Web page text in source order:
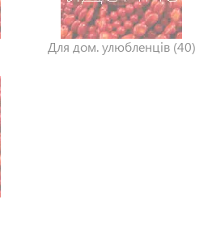
Для дом. улюбленців (40)